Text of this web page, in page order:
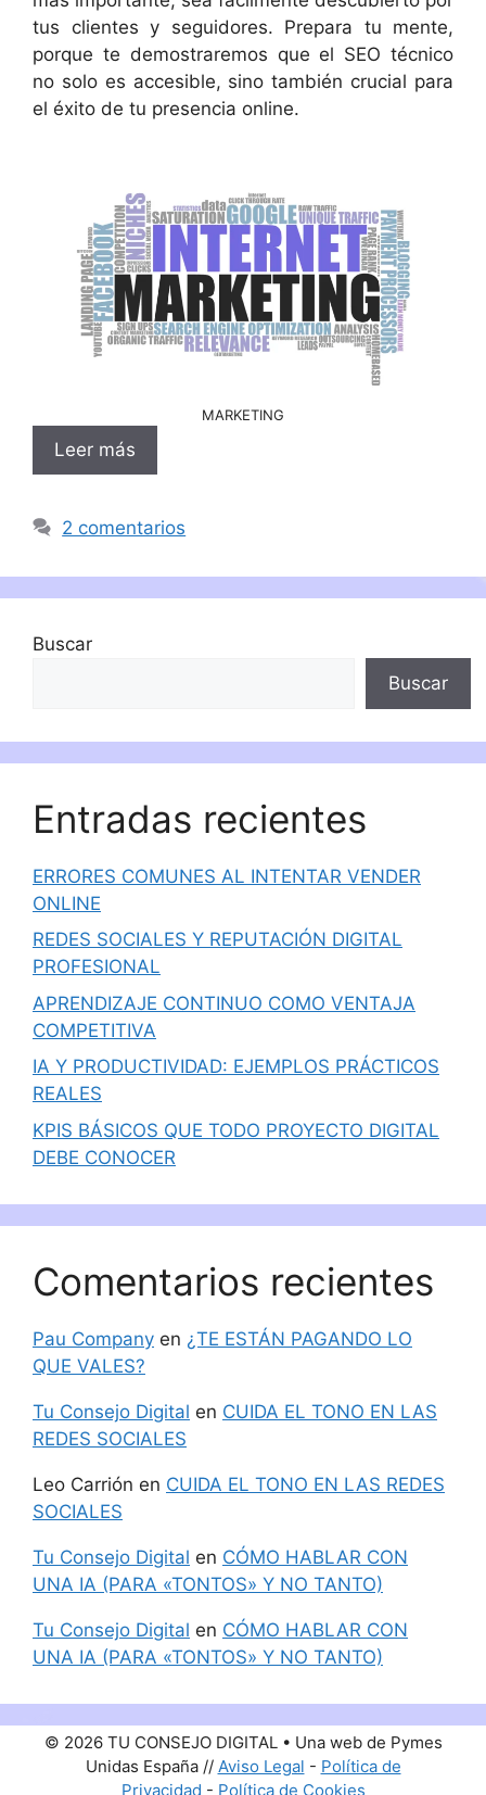
tus clientes y seguidores. Prepara tu mente,
porque te demostraremos que el SEO técnico
no solo es accesible, sino también crucial para
el éxito de tu presencia online.
MARKETING
Leer más
2 comentarios
Buscar
Buscar
Entradas recientes
ERRORES COMUNES AL INTENTAR VENDER
ONLINE
REDES SOCIALES Y REPUTACIÓN DIGITAL
PROFESIONAL
APRENDIZAJE CONTINUO COMO VENTAJA
COMPETITIVA
IA Y PRODUCTIVIDAD: EJEMPLOS PRÁCTICOS
REALES
KPIS BÁSICOS QUE TODO PROYECTO DIGITAL
DEBE CONOCER
Comentarios recientes
Pau Company en ¿TE ESTÁN PAGANDO LO
QUE VALES?
Tu Consejo Digital en CUIDA EL TONO EN LAS
REDES SOCIALES
Leo Carrión en CUIDA EL TONO EN LAS REDES
SOCIALES
Tu Consejo Digital en CÓMO HABLAR CON
UNA IA (PARA «TONTOS» Y NO TANTO)
Tu Consejo Digital en CÓMO HABLAR CON
UNA IA (PARA «TONTOS» Y NO TANTO)
© 2026 TU CONSEJO DIGITAL • Una web de Pymes
Unidas España // Aviso Legal - Política de
Privacidad - Política de Cookies